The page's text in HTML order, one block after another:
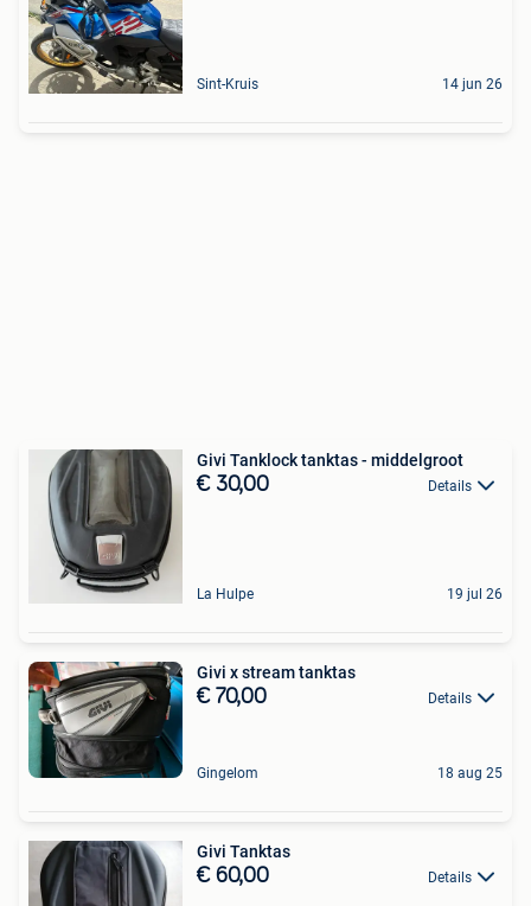
Sint-Kruis 14 jun 26
Givi Tanklock tanktas - middelgroot
€ 30,00 Details
La Hulpe 19 jul 26
Givi x stream tanktas
€ 70,00 Details
Gingelom 18 aug 25
Givi Tanktas
€ 60,00 Details